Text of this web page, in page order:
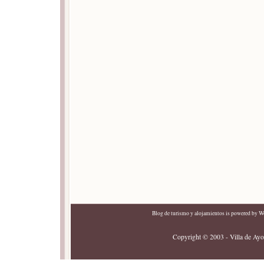
Blog de turismo y alojamientosis powered by
Copyright © 2003 - Villa de